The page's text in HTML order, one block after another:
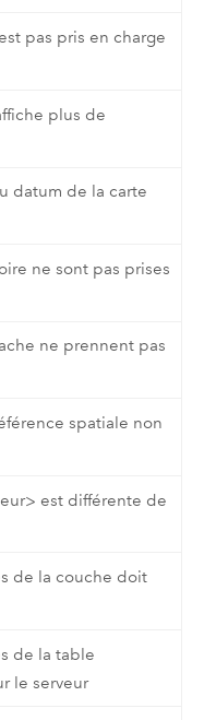
pas pris en charge
plus de
datum de la carte
ne sont pas prises
ne prennent pas
spatiale non
est différente de
de la couche doit
de la table
le serveur